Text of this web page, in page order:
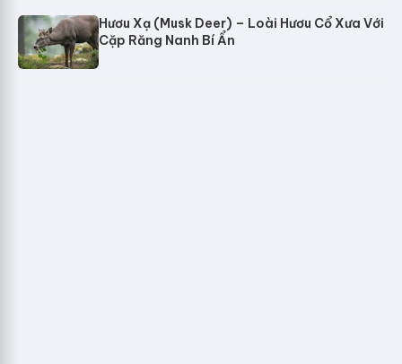
Hươu Xạ (Musk Deer) – Loài Hươu Cổ Xưa Với
Cặp Răng Nanh Bí Ẩn